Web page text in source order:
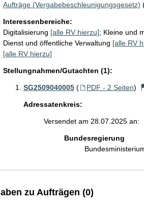
Aufträge (Vergabebeschleunigungsgesetz)
Interessenbereiche:
Digitalisierung [alle RV hierzu]; Kleine und
Dienst und öffentliche Verwaltung [alle RV
[alle RV hierzu]
Stellungnahmen/Gutachten (1):
SG2509040005 ( PDF - 2 Seiten)
Adressatenkreis:
Versendet am 28.07.2025 an:
Bundesregierung
zu Aufträgen (0)